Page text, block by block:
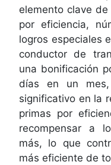
elemento clave
por eficiencia,
logros especiales
conductor de
una bonificación
días en un
significativo en la
primas por
recompensar a
más, lo que
más eficiente de